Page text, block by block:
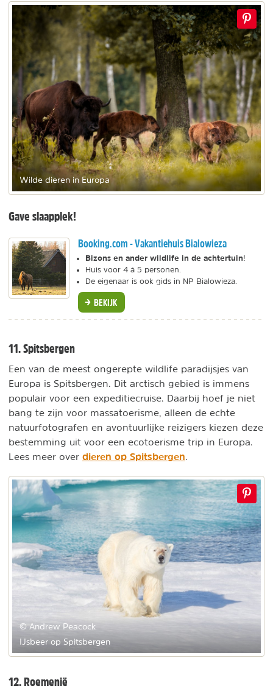
Wilde dieren in Europa
Gave slaapplek!
Booking.com - Vakantiehuis Bialowieza
Bizons en ander wildlife in de achtertuin!
Huis voor 4 á 5 personen.
De eigenaar is ook gids in NP Bialowieza.
BEKIJK
11. Spitsbergen
Een van de meest ongerepte wildlife paradijsjes van
Europa is Spitsbergen. Dit arctisch gebied is immens
populair voor een expeditiecruise. Daarbij hoef je niet
bang te zijn voor massatoerisme, alleen de echte
natuurfotografen en avontuurlijke reizigers kiezen deze
bestemming uit voor een ecotoerisme trip in Europa.
Lees meer over dieren op Spitsbergen
© Andrew Peacock
IJsbeer op Spitsbergen
12. Roemenië